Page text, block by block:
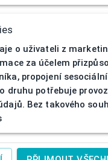
o uživateli z
za účelem
propojení
druhu potřebuje
Bez takového